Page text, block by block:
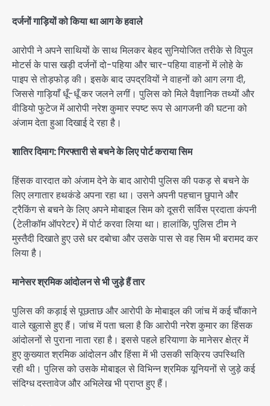
दर्जनों गाड़ियों को किया था आग के हवाले
आरोपी ने अपने साथियों के साथ मिलकर बेहद सुनियोजित तरीके से विपुल
मोटर्स के पास खड़ी दर्जनों दो-पहिया और चार-पहिया वाहनों में लोहे के
पाइप से तोड़फोड़ की। इसके बाद उपद्रवियों ने वाहनों को आग लगा दी,
जिससे गाड़ियाँ धूँ-धूँ कर जलने लगीं। पुलिस को मिले वैज्ञानिक तथ्यों और
वीडियो फुटेज में आरोपी नरेश कुमार स्पष्ट रूप से आगजनी की घटना को
अंजाम देता हुआ दिखाई दे रहा है।
शातिर दिमाग: गिरफ्तारी से बचने के लिए पोर्ट कराया सिम
हिंसक वारदात को अंजाम देने के बाद आरोपी पुलिस की पकड़ से बचने के
लिए लगातार हथकंडे अपना रहा था। उसने अपनी पहचान छुपाने और
ट्रैकिंग से बचने के लिए अपने मोबाइल सिम को दूसरी सर्विस प्रदाता कंपनी
(टेलीकॉम ऑपरेटर) में पोर्ट करवा लिया था। हालांकि, पुलिस टीम ने
मुस्तैदी दिखाते हुए उसे धर दबोचा और उसके पास से वह सिम भी बरामद कर
लिया है।
मानेसर श्रमिक आंदोलन से भी जुड़े हैं तार
पुलिस की कड़ाई से पूछताछ और आरोपी के मोबाइल की जांच में कई चौंकाने
वाले खुलासे हुए हैं। जांच में पता चला है कि आरोपी नरेश कुमार का हिंसक
आंदोलनों से पुराना नाता रहा है। इससे पहले हरियाणा के मानेसर क्षेत्र में
हुए कुख्यात श्रमिक आंदोलन और हिंसा में भी उसकी सक्रिय उपस्थिति
रही थी। पुलिस को उसके मोबाइल से विभिन्न श्रमिक यूनियनों से जुड़े कई
संदिग्ध दस्तावेज और अभिलेख भी प्राप्त हुए हैं।